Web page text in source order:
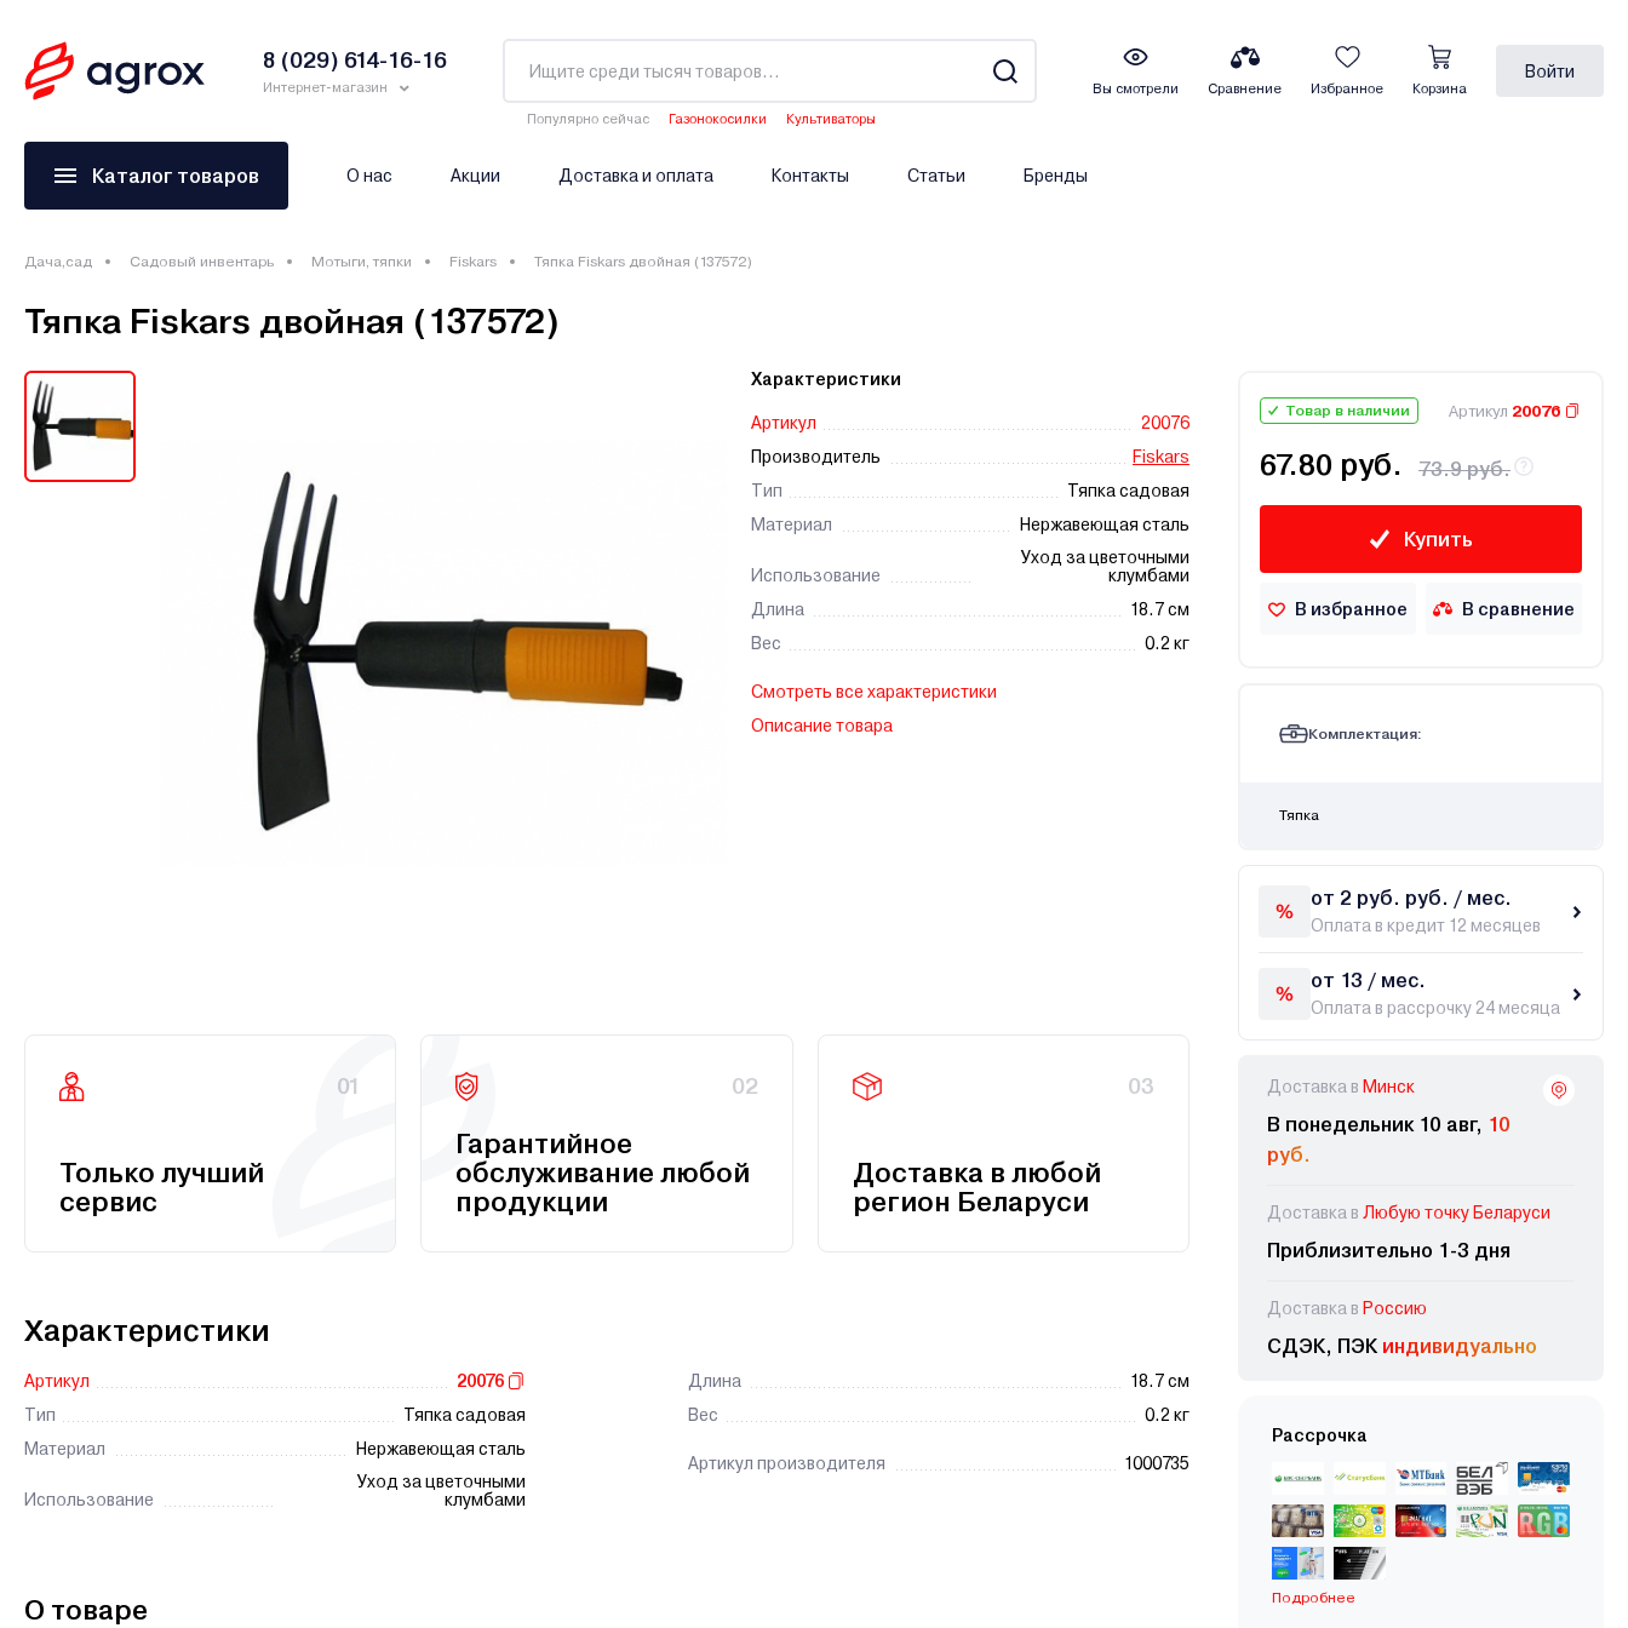
8 (029) 614-16-16
Интернет-магазин
Популярно сейчас Газонокосилки
Культиваторы
Вы смотрели Сравнение Избранное Корзина
Войти
Каталог товаров О нас Акции Доставка и оплата Контакты Статьи Бренды
Дача,сад Садовый инвентарь Мотыги, тяпки Fiskars Тяпка Fiskars двойная (137572)
Тяпка Fiskars двойная (137572)
Характеристики
Артикул
20076
Производитель
Fiskars
Тип
Тяпка садовая
Материал
Нержавеющая сталь
Использование
Уход за цветочными
клумбами
Длина
18.7 см
Вес
0.2 кг
Смотреть все характеристики
Описание товара
01
Только лучший
сервис
02
Гарантийное
обслуживание любой
продукции
03
Доставка в любой
регион Беларуси
Характеристики
Артикул
20076
Тип
Тяпка садовая
Материал
Нержавеющая сталь
Использование
Уход за цветочными
клумбами
Длина
18.7 см
Вес
0.2 кг
Артикул производителя 1000735
О товаре
Товар в наличии Артикул 20076
67.80 руб. 73.9 руб.
Купить
В избранное В сравнение
Комплектация:
Тяпка
от 2 руб. руб. / мес.
Оплата в кредит 12 месяцев
от 13 / мес.
Оплата в рассрочку 24 месяца
Доставка в Минск
В понедельник 10 авг, 10
руб.
Доставка в Любую точку Беларуси
Приблизительно 1-3 дня
Доставка в Россию
СДЭК, ПЭК индивидуально
Рассрочка
Подробнее